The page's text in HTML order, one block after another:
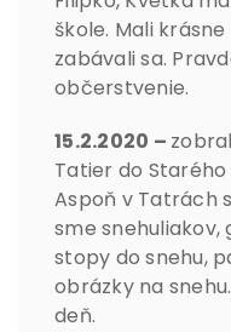
škole. Mali
zabávali sa.
občerstvenie.
15.2.2020 –
Tatier do
Aspoň v Tatrách
sme snehuliakov,
stopy do snehu,
obrázky na
deň.